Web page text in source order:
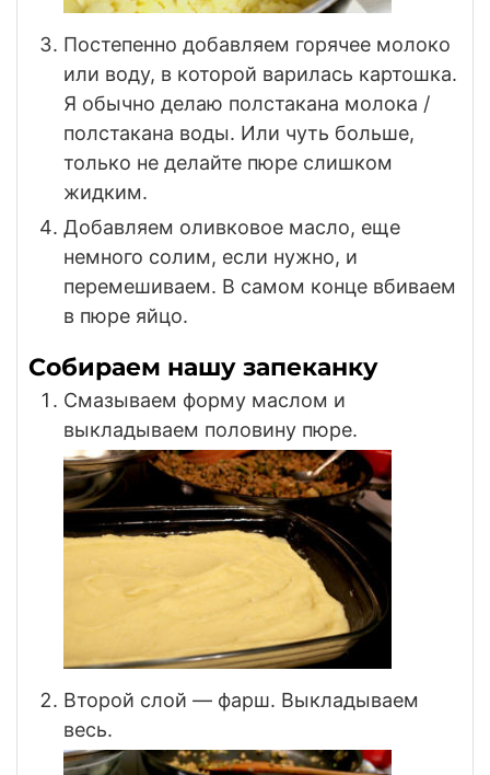
Постепенно добавляем горячее молоко
или воду, в которой варилась картошка.
Я обычно делаю полстакана молока /
полстакана воды. Или чуть больше,
только не делайте пюре слишком
жидким.
Добавляем оливковое масло, еще
немного солим, если нужно, и
перемешиваем. В самом конце вбиваем
в пюре яйцо.
Собираем нашу запеканку
Смазываем форму маслом и
выкладываем половину пюре.
Второй слой — фарш. Выкладываем
весь.